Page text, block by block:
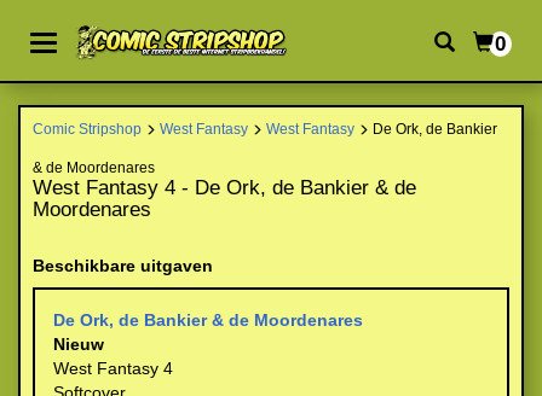
0
Comic Stripshop West Fantasy West Fantasy De Ork, de Bankier
& de Moordenares
West Fantasy 4 - De Ork, de Bankier & de
Moordenares
Beschikbare uitgaven
De Ork, de Bankier & de Moordenares
Nieuw
West Fantasy 4